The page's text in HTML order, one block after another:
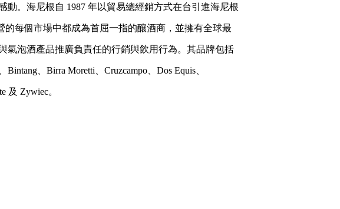
。海尼根自 1987 年以貿易總經銷方式在台引進海尼根
的每個市場中都成為首屈一指的釀酒商，並擁有全球最
氣泡酒產品推廣負責任的行銷與飲用行為。其品牌包括
、Birra Moretti、Cruzcampo、Dos Equis、
及 Zywiec。